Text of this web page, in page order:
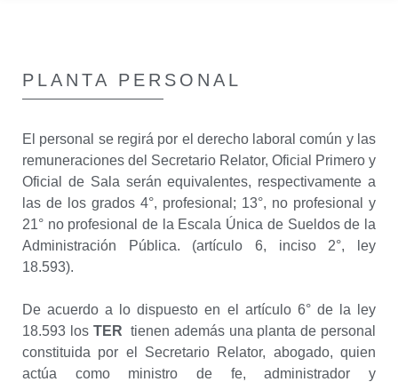
PLANTA PERSONAL
El personal se regirá por el derecho laboral común y las
remuneraciones del Secretario Relator, Oficial Primero y
Oficial de Sala serán equivalentes, respectivamente a
las de los grados 4°, profesional; 13°, no profesional y
21° no profesional de la Escala Única de Sueldos de la
Administración Pública. (artículo 6, inciso 2°, ley
18.593).
De acuerdo a lo dispuesto en el artículo 6° de la ley
18.593 los TER tienen además una planta de personal
constituida por el Secretario Relator, abogado, quien
actúa como ministro de fe, administrador y